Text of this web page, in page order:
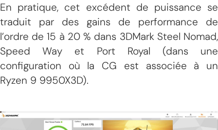
En pratique, cet excédent de puissance se
traduit par des gains de performance de
l’ordre de 15 à 20 % dans 3DMark Steel Nomad,
Speed Way et Port Royal (dans une
configuration où la CG est associée à un
Ryzen 9 9950X3D).